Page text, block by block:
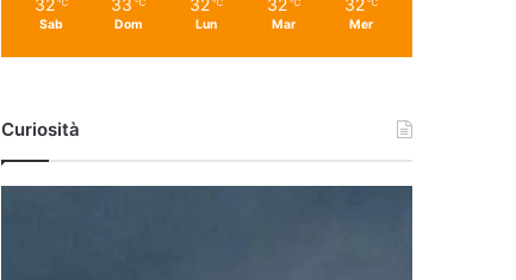
32 ℃
Sab
33 ℃
Dom
32 ℃
Lun
32 ℃
Mar
32 ℃
Mer
Curiosità